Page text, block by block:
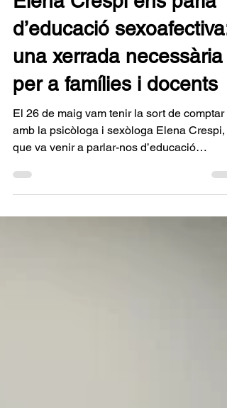
Elena Crespi ens parla
d’educació sexoafectiva:
una xerrada necessària
per a famílies i docents
El 26 de maig vam tenir la sort de comptar
amb la psicòloga i sexòloga Elena Crespi,
omplir de valent: més de 50 persones entre